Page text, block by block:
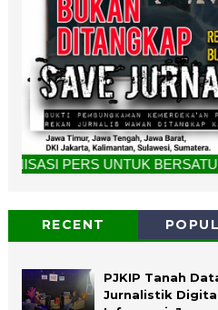
UNTUK BERSATU. "Tolak
RECENT
PJKIP Tanah
Jurnalistik